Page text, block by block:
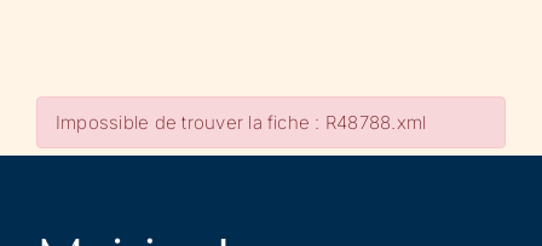
Impossible de trouver la fiche : R48788.xml